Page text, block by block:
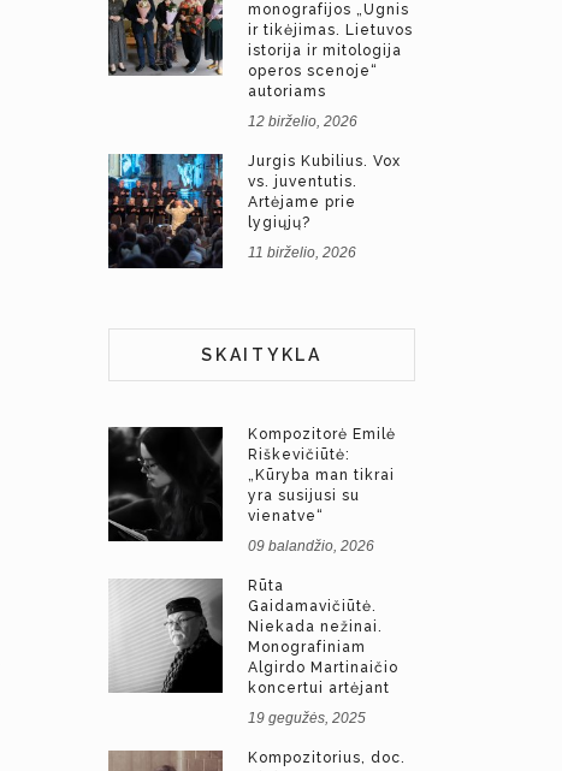
monografijos „Ugnis
ir tikėjimas. Lietuvos
istorija ir mitologija
operos scenoje“
autoriams
12 birželio, 2026
Jurgis Kubilius. Vox
vs. juventutis.
Artėjame prie
lygiųjų?
11 birželio, 2026
SKAITYKLA
Kompozitorė Emilė
Riškevičiūtė:
„Kūryba man tikrai
yra susijusi su
vienatve“
09 balandžio, 2026
Rūta
Gaidamavičiūtė.
Niekada nežinai.
Monografiniam
Algirdo Martinaičio
koncertui artėjant
19 gegužės, 2025
Kompozitorius, doc.